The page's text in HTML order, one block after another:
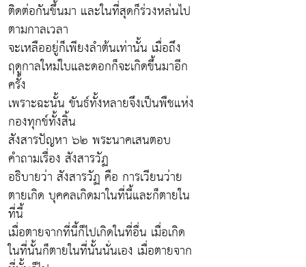
ติดต่อกันขึ้นมา และในที่สุดก็ร่วงหล่นไป
ตามกาลเวลา
จะเหลืออยู่ก็เพียงลำต้นเท่านั้น เมื่อถึง
ฤดูกาลใหม่ใบและดอกก็จะเกิดขึ้นมาอีก
ครั้ง
เพราะฉะนั้น ขันธ์ทั้งหลายจึงเป็นพืชแห่ง
กองทุกข์ทั้งสิ้น
สังสารปัญหา ๖๒ พระนาคเสนตอบ
คำถามเรื่อง สังสารวัฏ
อธิบายว่า สังสารวัฏ คือ การเวียนว่าย
ตายเกิด บุคคลเกิดมาในที่นี้และก็ตายใน
ที่นี้
เมื่อตายจากที่นี้ก็ไปเกิดในที่อื่น เมื่อเกิด
ในที่นั้นก็ตายในที่นั้นนั่นเอง เมื่อตายจาก